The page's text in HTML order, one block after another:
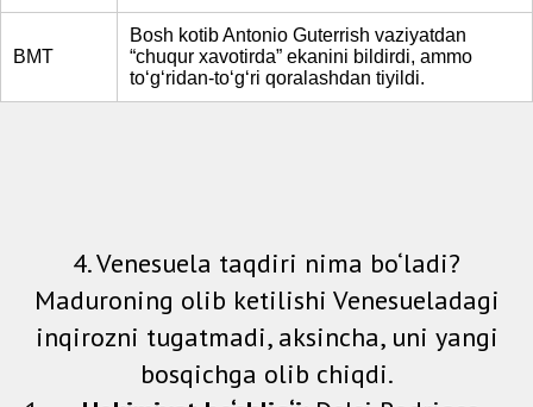
BMT
Bosh kotib Antonio Guterrish vaziyatdan
“chuqur xavotirda” ekanini bildirdi, ammo
to‘g‘ridan-to‘g‘ri qoralashdan tiyildi.
4. Venesuela taqdiri nima bo‘ladi?
Maduroning olib ketilishi Venesueladagi
inqirozni tugatmadi, aksincha, uni yangi
bosqichga olib chiqdi.